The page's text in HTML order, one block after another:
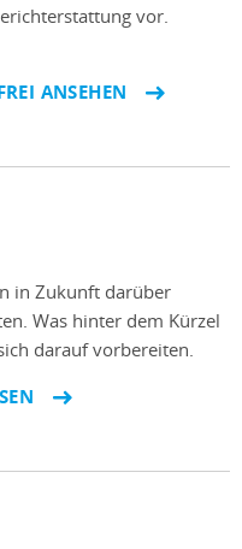
vor.
ANSEHEN
in Zukunft darüber
Was hinter dem Kürzel
darauf vorbereiten.